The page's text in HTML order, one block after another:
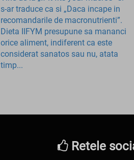
s-ar traduce ca si „Daca incape in
recomandarile de macronutrienti”.
Dieta IIFYM presupune sa mananci
orice aliment, indiferent ca este
considerat sanatos sau nu, atata
timp...
Retele